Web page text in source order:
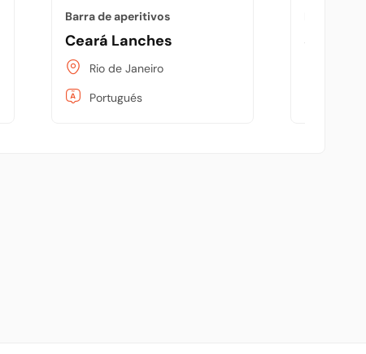
Barra de aperitivos
Ceará Lanches
Rio de Janeiro
Portugués
Sport